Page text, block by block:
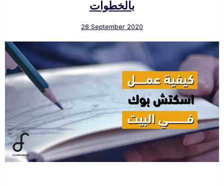
بالخطوات
28 September 2020